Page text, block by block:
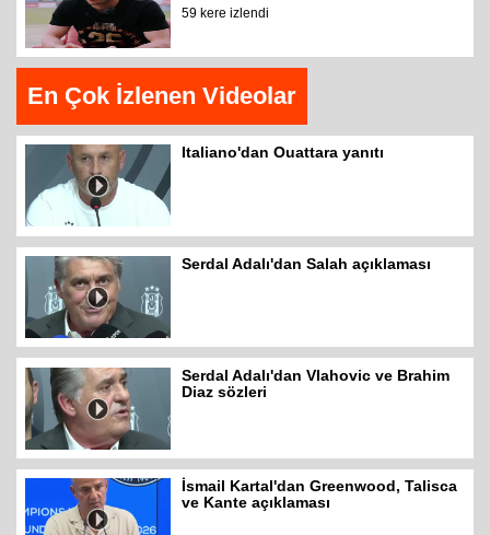
59 kere izlendi
En Çok İzlenen Videolar
Italiano'dan Ouattara yanıtı
Serdal Adalı'dan Salah açıklaması
Serdal Adalı'dan Vlahovic ve Brahim
Diaz sözleri
İsmail Kartal'dan Greenwood, Talisca
ve Kante açıklaması